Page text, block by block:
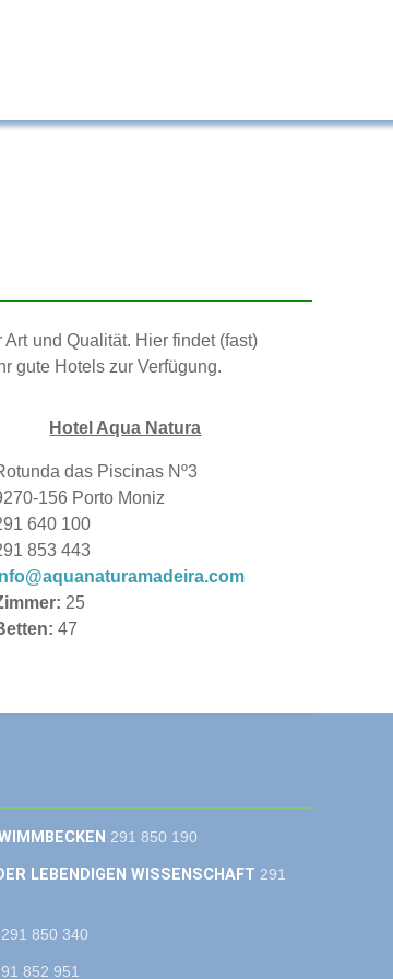
und Qualität. Hier findet (fast)
gute Hotels zur Verfügung.
Hotel Aqua Natura
das Piscinas Nº3
156 Porto Moniz
640 100
853 443
25
47
291 850 190
LEBENDIGEN WISSENSCHAFT 291
291 850 340
852 951